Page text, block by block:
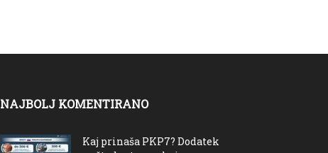
NAJBOLJ KOMENTIRANO
Kaj prinaša PKP7? Dodatek